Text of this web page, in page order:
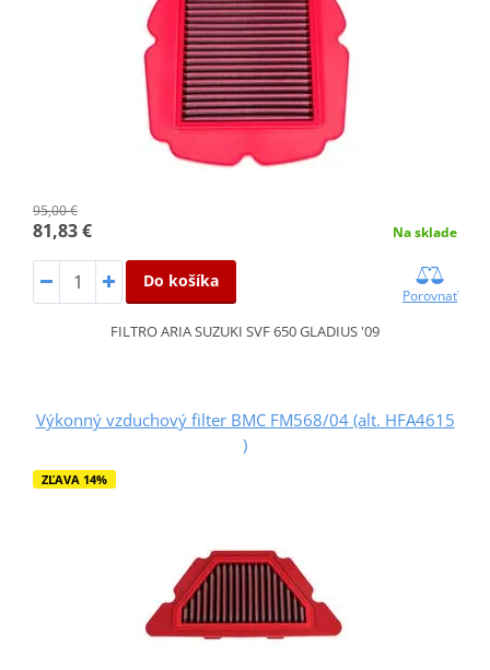
95,00 €
81,83 € Na sklade
Do košíka
Porovnať
FILTRO ARIA SUZUKI SVF 650 GLADIUS '09
Výkonný vzduchový filter BMC FM568/04 (alt. HFA4615
)
ZĽAVA 14%